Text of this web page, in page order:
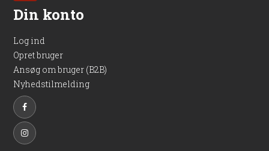
Din konto
Log ind
Opret bruger
Ansøg om bruger (B2B)
Nyhedstilmelding